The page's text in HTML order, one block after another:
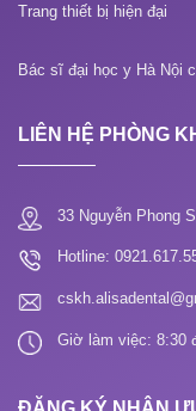
Trang thiết bị hiện đại
Bác sĩ đại học y Hà Nội
LIÊN HỆ PHÒNG
33 Nguyễn Phong
Hotline:
Giờ làm việc: 8:30